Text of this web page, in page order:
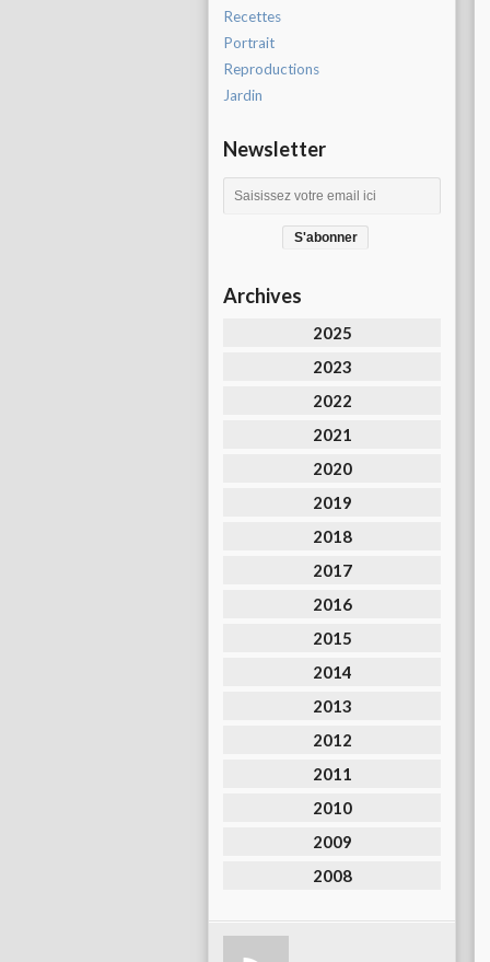
Recettes
Portrait
Reproductions
Jardin
Newsletter
Archives
2025
2023
2022
2021
2020
2019
2018
2017
2016
2015
2014
2013
2012
2011
2010
2009
2008